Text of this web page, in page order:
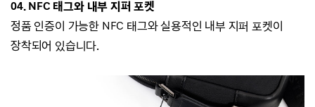
04. NFC 태그와 내부 지퍼 포켓
정품 인증이 가능한 NFC 태그와 실용적인 내부 지퍼 포켓이
장착되어 있습니다.